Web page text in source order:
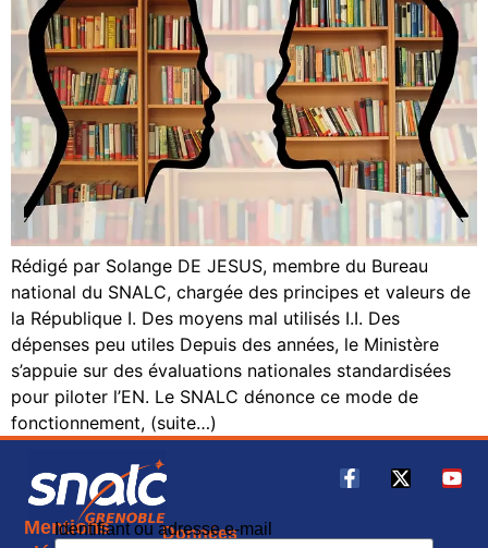
Rédigé par Solange DE JESUS, membre du Bureau
national du SNALC, chargée des principes et valeurs de
la République I. Des moyens mal utilisés I.I. Des
dépenses peu utiles Depuis des années, le Ministère
s’appuie sur des évaluations nationales standardisées
pour piloter l’EN. Le SNALC dénonce ce mode de
fonctionnement, (suite…)
Mentions
Données
Identifiant ou adresse e-mail